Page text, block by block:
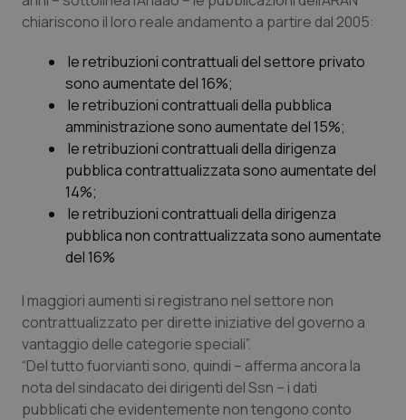
Molise
Piemonte
Provincia Autonoma di Bolzano
Provincia Autonoma di Trento
Puglia
Sardegna
Sicilia
Toscana
Umbria
Epatiti
HIV
Infezioni & Febbre
Ipertensione & Scompenso
Malattie rare
Malattia di Crohn & Rettocolite Ulcerosa
Neuroscienze & patologie neurodegenerative
Obesità
Oftalmologia
chiariscono il loro reale andamento a partire dal 2005:
­ le retribuzioni contrattuali del settore privato
sono aumentate del 16%;
­ le retribuzioni contrattuali della pubblica
amministrazione sono aumentate del 15%;
­ le retribuzioni contrattuali della dirigenza
pubblica contrattualizzata sono aumentate del
14%;
­ le retribuzioni contrattuali della dirigenza
pubblica non contrattualizzata sono aumentate
del 16%
I maggiori aumenti si registrano nel settore non
contrattualizzato per dirette iniziative del governo a
vantaggio delle categorie speciali”.
“Del tutto fuorvianti sono, quindi – afferma ancora la
nota del sindacato dei dirigenti del Ssn – i dati
pubblicati che evidentemente non tengono conto